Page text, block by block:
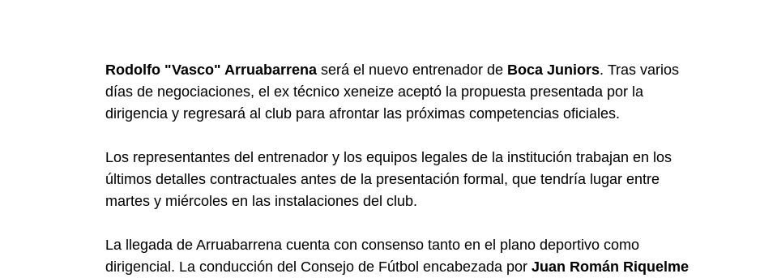
Rodolfo "Vasco" Arruabarrena será el nuevo entrenador de Boca Juniors. Tras varios
días de negociaciones, el ex técnico xeneize aceptó la propuesta presentada por la
dirigencia y regresará al club para afrontar las próximas competencias oficiales.
Los representantes del entrenador y los equipos legales de la institución trabajan en los
últimos detalles contractuales antes de la presentación formal, que tendría lugar entre
martes y miércoles en las instalaciones del club.
La llegada de Arruabarrena cuenta con consenso tanto en el plano deportivo como
dirigencial. La conducción del Consejo de Fútbol encabezada por Juan Román Riquelme